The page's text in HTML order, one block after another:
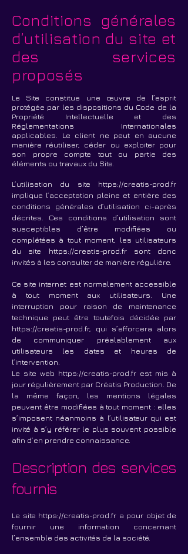
Conditions générales
d’utilisation du site et
des services
proposés
Le Site constitue une œuvre de l’esprit
protégée par les dispositions du Code de la
Propriété Intellectuelle et des
Réglementations Internationales
applicables. Le client ne peut en aucune
manière réutiliser, céder ou exploiter pour
son propre compte tout ou partie des
éléments ou travaux du Site.
L’utilisation du site https://creatis-prod.fr
implique l’acceptation pleine et entière des
conditions générales d’utilisation ci-après
décrites. Ces conditions d’utilisation sont
susceptibles d’être modifiées ou
complétées à tout moment, les utilisateurs
du site https://creatis-prod.frsont donc
invités à les consulter de manière régulière.
Ce site internet est normalement accessible
à tout moment aux utilisateurs. Une
interruption pour raison de maintenance
technique peut être toutefois décidée par
https://creatis-prod.fr, qui s’efforcera alors
de communiquer préalablement aux
utilisateurs les dates et heures de
l’intervention.
Le site web https://creatis-prod.fr est mis à
jour régulièrement par Créatis Production. De
la même façon, les mentions légales
peuvent être modifiées à tout moment : elles
s’imposent néanmoins à l’utilisateur qui est
invité à s’y référer le plus souvent possible
afin d’en prendre connaissance.
Description des services
fournis
Le site https://creatis-prod.fr a pour objet de
fournir une information concernant
l’ensemble des activités de la société.